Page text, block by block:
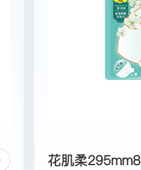
花肌柔